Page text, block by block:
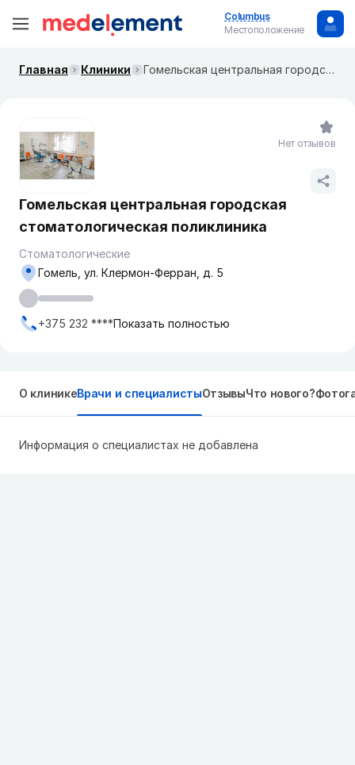
Columbus
Местоположение
Главная Клиники Гомельская центральная городская стоматологическая поликлиника
Гомельская центральная городская
стоматологическая поликлиника
Стоматологические
Гомель, ул. Клермон-Ферран, д. 5
+375 232 ****Показать полностью
Нет отзывов
О клиникеВрачи и специалистыОтзывыЧто нового?
Информация о специалистах не добавлена